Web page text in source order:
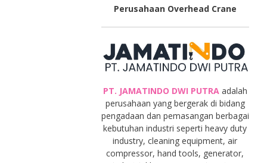
Perusahaan Overhead Crane
PT. JAMATINDO DWI PUTRAadalah
perusahaan yang bergerak di bidang
pengadaan dan pemasangan berbagai
kebutuhan industri seperti heavy duty
industry, cleaning equipment, air
compressor, hand tools, generator,